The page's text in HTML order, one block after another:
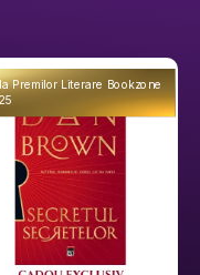
Premilor Literare Bookzone